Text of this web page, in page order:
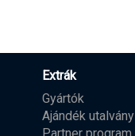
Extrák
Gyártók
Ajándék utalvány